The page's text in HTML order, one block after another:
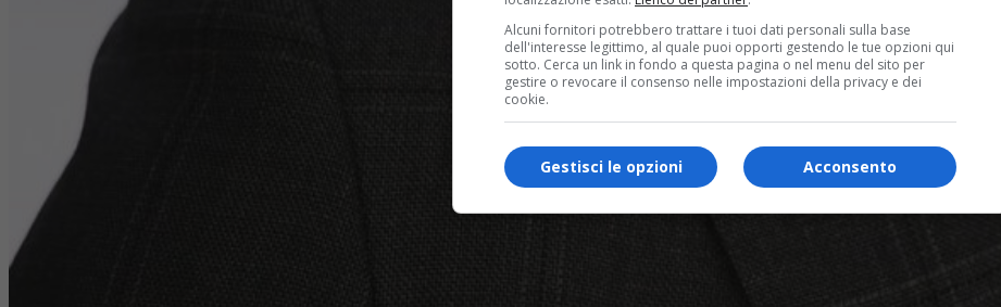
Alcuni fornitori potrebbero trattare i tuoi dati personali sulla base
dell'interesse legittimo, al quale puoi opporti gestendo le tue opzioni qui
sotto. Cerca un link in fondo a questa pagina o nel menu del sito per
gestire o revocare il consenso nelle impostazioni della privacy e dei
cookie.
Acconsento
Gestisci le opzioni